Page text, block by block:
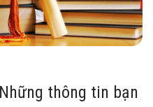
thông tin bạn